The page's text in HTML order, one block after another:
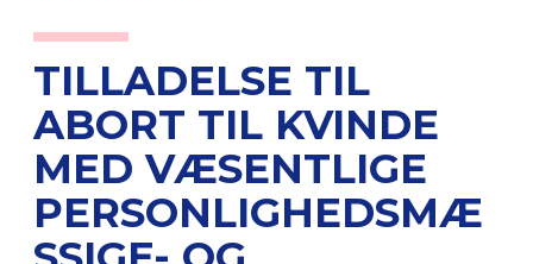
TILLADELSE TIL
ABORT TIL KVINDE
MED VÆSENTLIGE
PERSONLIGHEDSMÆ